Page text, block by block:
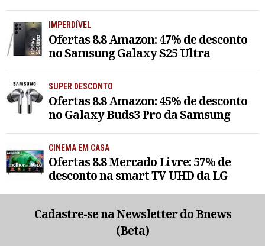
IMPERDÍVEL
Ofertas 8.8 Amazon: 47% de desconto
no Samsung Galaxy S25 Ultra
SUPER DESCONTO
Ofertas 8.8 Amazon: 45% de desconto
no Galaxy Buds3 Pro da Samsung
CINEMA EM CASA
Ofertas 8.8 Mercado Livre: 57% de
desconto na smart TV UHD da LG
Cadastre-se na Newsletter do Bnews
(Beta)